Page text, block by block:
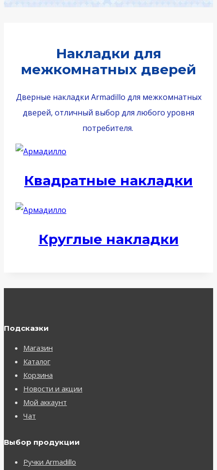
Накладки для
межкомнатных дверей
Дверные накладки Armadillo для межкомнатных
дверей, отличный выбор для любого уровня
потребителя.
Квадратные накладки
Круглые накладки
Подсказки
Магазин
Каталог
Корзина
Новости и акции
Мой аккаунт
Чат
Выбор продукции
Ручки Armadillo